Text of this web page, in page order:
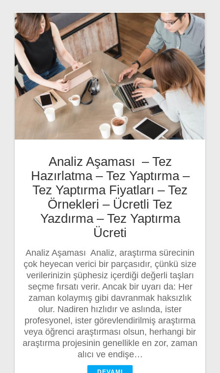
Analiz Aşaması – Tez
Hazırlatma – Tez Yaptırma –
Tez Yaptırma Fiyatları – Tez
Örnekleri – Ücretli Tez
Yazdırma – Tez Yaptırma
Ücreti
Analiz Aşaması Analiz, araştırma sürecinin
çok heyecan verici bir parçasıdır, çünkü size
verilerinizin şüphesiz içerdiği değerli taşları
seçme fırsatı verir. Ancak bir uyarı da: Her
zaman kolaymış gibi davranmak haksızlık
olur. Nadiren hızlıdır ve aslında, ister
profesyonel, ister görevlendirilmiş araştırma
veya öğrenci araştırması olsun, herhangi bir
araştırma projesinin genellikle en zor, zaman
alıcı ve endişe…